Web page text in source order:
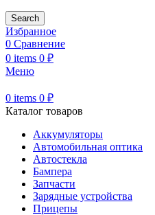
Search
Избранное
0 Сравнение
0 items 0 ₽
Меню
0 items 0 ₽
Каталог товаров
Аккумуляторы
Автомобильная оптика
Автостекла
Бампера
Запчасти
Зарядные устройства
Прицепы